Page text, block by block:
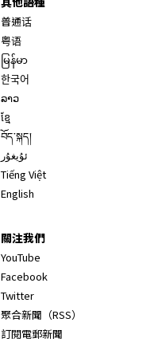
普通话
粤语
မြန်မာ
한국어
ລາວ
ខ្មែ
བོད་སྐད།
ئۇيغۇر
Tiếng Việt
English
關注我們
YouTube
Facebook
Twitter
聚合新聞（RSS）
訂閱電郵新聞